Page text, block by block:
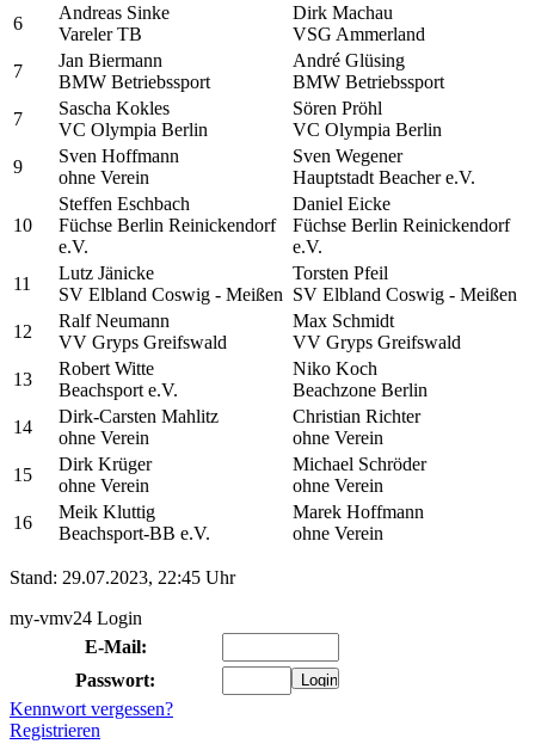
6
Andreas Sinke
Vareler TB
Dirk Machau
VSG Ammerland
7
Jan Biermann
BMW Betriebssport
André Glüsing
BMW Betriebssport
7
Sascha Kokles
VC Olympia Berlin
Sören Pröhl
VC Olympia Berlin
9
Sven Hoffmann
ohne Verein
Sven Wegener
Hauptstadt Beacher e.V.
10
Steffen Eschbach
Füchse Berlin Reinickendorf
e.V.
Daniel Eicke
Füchse Berlin Reinickendorf
e.V.
11
Lutz Jänicke
SV Elbland Coswig - Meißen
Torsten Pfeil
SV Elbland Coswig - Meißen
12
Ralf Neumann
VV Gryps Greifswald
Max Schmidt
VV Gryps Greifswald
13
Robert Witte
Beachsport e.V.
Niko Koch
Beachzone Berlin
14
Dirk-Carsten Mahlitz
ohne Verein
Christian Richter
ohne Verein
15
Dirk Krüger
ohne Verein
Michael Schröder
ohne Verein
16
Meik Kluttig
Beachsport-BB e.V.
Marek Hoffmann
ohne Verein
Stand: 29.07.2023, 22:45 Uhr
my-vmv24 Login
E-Mail:
Passwort:
Kennwort vergessen?
Registrieren